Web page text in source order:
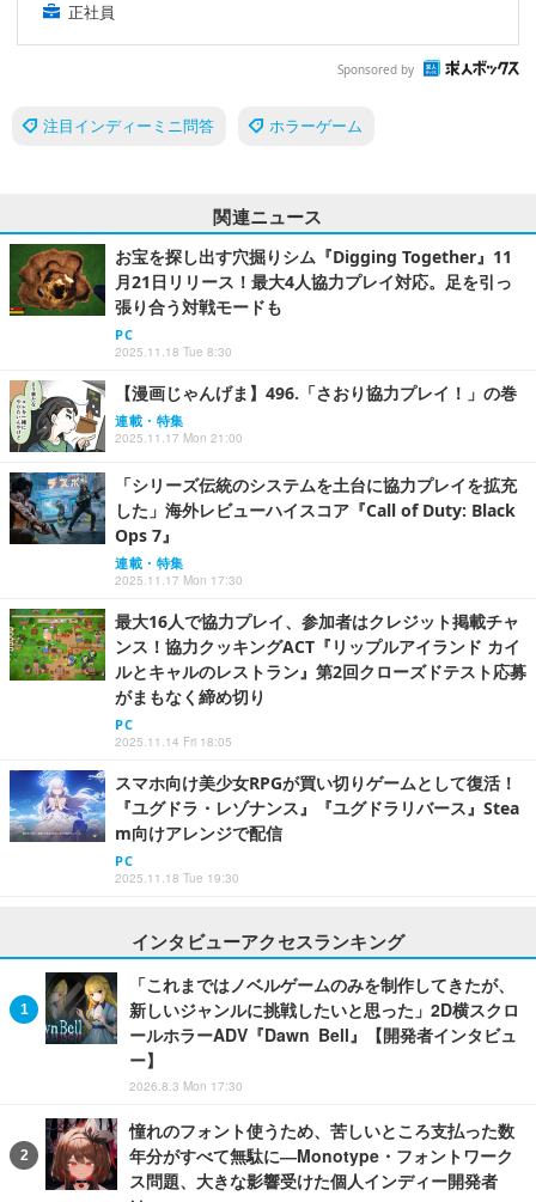
正社員
Sponsored by
注目インディーミニ問答 ホラーゲーム
関連ニュース
お宝を探し出す穴掘りシム『Digging Together』11
月21日リリース！最大4人協力プレイ対応。足を引っ
張り合う対戦モードも
PC
2025.11.18 Tue 8:30
【漫画じゃんげま】496.「さおり協力プレイ！」の巻
連載・特集
2025.11.17 Mon 21:00
「シリーズ伝統のシステムを土台に協力プレイを拡充
した」海外レビューハイスコア『Call of Duty: Black
Ops 7』
連載・特集
2025.11.17 Mon 17:30
最大16人で協力プレイ、参加者はクレジット掲載チャ
ンス！協力クッキングACT『リップルアイランド カイ
ルとキャルのレストラン』第2回クローズドテスト応募
がまもなく締め切り
PC
2025.11.14 Fri 18:05
スマホ向け美少女RPGが買い切りゲームとして復活！
『ユグドラ・レゾナンス』『ユグドラリバース』Stea
m向けアレンジで配信
PC
2025.11.18 Tue 19:30
インタビューアクセスランキング
「これまではノベルゲームのみを制作してきたが、
新しいジャンルに挑戦したいと思った」2D横スクロ
ールホラーADV『Dawn Bell』【開発者インタビュ
ー】
2026.8.3 Mon 17:30
憧れのフォント使うため、苦しいところ支払った数
年分がすべて無駄に―Monotype・フォントワーク
ス問題、大きな影響受けた個人インディー開発者